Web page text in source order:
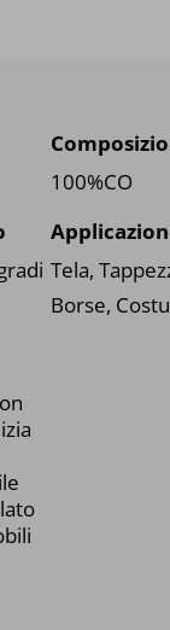
100%CO
Tela,
Borse,